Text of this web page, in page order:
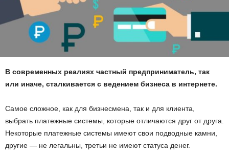
В современных реалиях частный предприниматель, так
или иначе, сталкивается с ведением бизнеса в интернете.
Самое сложное, как для бизнесмена, так и для клиента,
выбрать платежные системы, которые отличаются друг от друга.
Некоторые платежные системы имеют свои подводные камни,
другие — не легальны, третьи не имеют статуса денег.